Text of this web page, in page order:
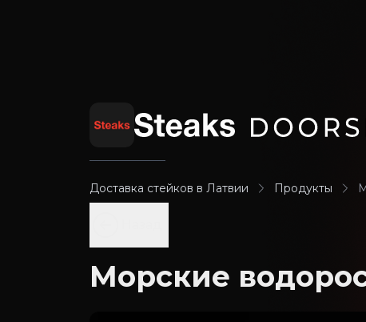
Доставка стейков в Латвии Продукты
Морские